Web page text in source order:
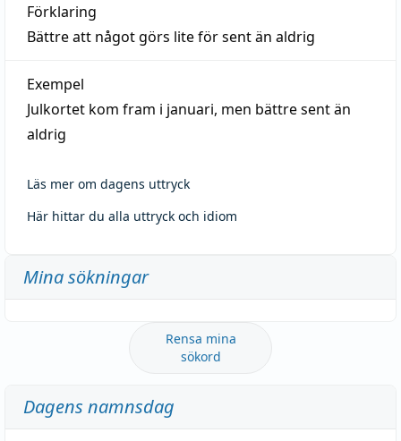
Förklaring
Bättre att något görs lite för sent än aldrig
Exempel
Julkortet kom fram i januari, men bättre sent än
aldrig
Läs mer om dagens uttryck
Här hittar du alla uttryck och idiom
Mina sökningar
Rensa mina
sökord
Dagens namnsdag